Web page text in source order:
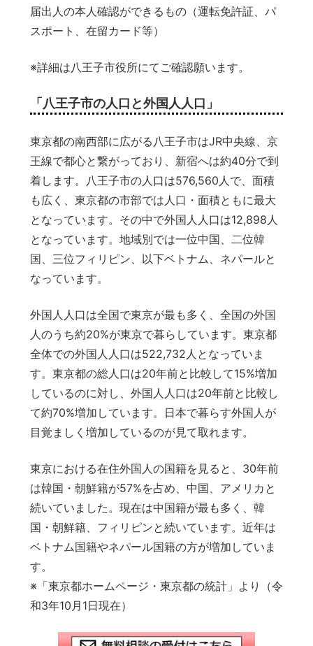
届出人の本人確認ができるもの（運転免許証、パ
スポート、在留カード等）
※詳細は八王子市役所にてご確認願います。
「八王子市の人口と外国人人口」
東京都の南西部に広がる八王子市はJR中央線、京
王線で都心と繋がっており、新宿へは約40分で到
着します。八王子市の人口は576,560人で、面積
も広く、東京都の市部では人口・面積ともに最大
となっています。その中で外国人人口は12,898人
となっています。地域別では一位中国、二位韓
国、三位フィリピン、以下ベトナム、ネパールと
なっています。
外国人人口は全国で東京が最も多く、全国の外国
人のうち約20%が東京で暮らしています。東京都
全体での外国人人口は522,732人となっていま
す。東京都の総人口は20年前と比較して15%増加
しているのに対し、外国人人口は20年前と比較し
て約70%増加しています。日本で暮らす外国人が
目覚ましく増加しているのが見て取れます。
東京における在住外国人の国籍を見ると、30年前
は韓国・朝鮮籍が57%を占め、中国、アメリカと
続いていました。現在は中国籍が最も多く、韓
国・朝鮮籍、フィリピンと続いています。近年は
ベトナム国籍やネパール国籍の方が増加していま
す。
※「東京都ホームページ・東京都の統計」より（令
和3年10月1日現在）